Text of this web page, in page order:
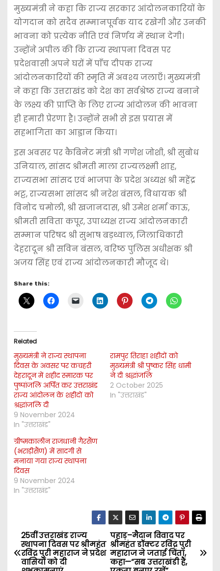
मुख्यमंत्री ने कहा कि राज्य सरकार आंदोलनकारियों के
योगदान को सदैव सम्मानपूर्वक याद रखेगी और उनकी
भावना को प्रत्येक नीति एवं निर्णय में स्थान देगी।
उन्होंने अपील की कि राज्य स्थापना दिवस पर
प्रदेशवासी अपने घरों में पाँच दीपक राज्य
आंदोलनकारियों की स्मृति में अवश्य जलाएँ। मुख्यमंत्री
ने कहा कि उत्तराखंड को देश का सर्वश्रेष्ठ राज्य बनाने
के लक्ष्य की प्राप्ति के लिए राज्य आंदोलन की भावना
ही हमारी प्रेरणा है। उन्होंने सभी से इस प्रयास में
सहभागिता का आह्वान किया।
इस अवसर पर कैबिनेट मंत्री श्री गणेश जोशी, श्री सुबोध
उनियाल, सांसद श्रीमती माला राज्यलक्ष्मी शाह,
राज्यसभा सांसद एवं भाजपा के प्रदेश अध्यक्ष श्री महेंद्र
भट्ट, राज्यसभा सांसद श्री नरेश बंसल, विधायक श्री
विनोद चमोली, श्री खजानदास, श्री उमेश शर्मा काऊ,
श्रीमती सविता कपूर, उपाध्यक्ष राज्य आंदोलनकारी
सम्मान परिषद श्री सुभाष बड़थ्वाल, जिलाधिकारी
देहरादून श्री सविन बंसल, वरिष्ठ पुलिस अधीक्षक श्री
अजय सिंह एवं राज्य आंदोलनकारी मौजूद थे।
Share this:
Related
मुख्यमंत्री ने राज्य स्थापना
दिवस के अवसर पर कचहरी
देहरादून में शहीद स्मारक पर
पुष्पांजलि अर्पित कर उत्तराखंड
राज्य आंदोलन के शहीदों को
श्रद्धांजलि दी
9 November 2024
In "उत्तराखंड"
रामपुर तिराहा शहीदों को
मुख्यमंत्री श्री पुष्कर सिंह धामी
ने दी श्रद्धांजलि
2 October 2025
In "उत्तराखंड"
ग्रीष्मकालीन राजधानी गैरसैंण
(भराड़ीसैंण) में सादगी से
मनाया गया राज्य स्थापना
दिवस
9 November 2024
In "उत्तराखंड"
P
o
पहाड़–मैदान विवाद पर
श्रीमहंत डॉक्टर रविंद्र पुरी
महाराज ने जताई चिंता,
कहा—“सब उत्तराखंडी हैं,
25वीं उत्तराखंड राज्य
स्थापना दिवस पर श्रीमहंत
रविंद्र पुरी महाराज ने प्रदेश
वासियों को दी